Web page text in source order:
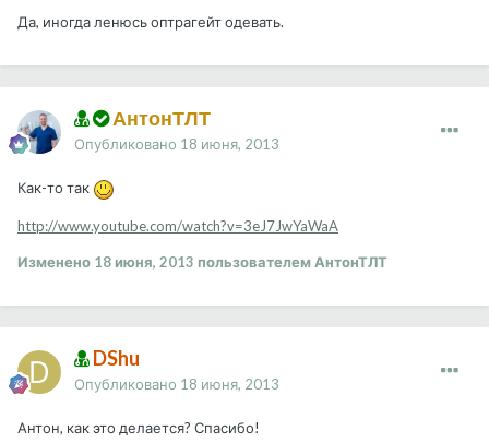
Да, иногда ленюсь оптрагейт одевать.
АнтонТЛТ
Опубликовано 18 июня, 2013
Как-то так
http://www.youtube.com/watch?v=3eJ7JwYaWaA
Изменено 18 июня, 2013 пользователем АнтонТЛТ
DShu
Опубликовано 18 июня, 2013
Антон, как это делается? Спасибо!